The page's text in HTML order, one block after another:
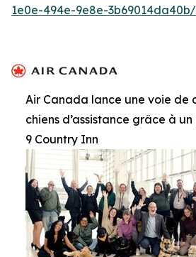
1e0e-494e-9e8e-
Air Canada lance une voie de
chiens d’assistance grâce à
9 Country Inn